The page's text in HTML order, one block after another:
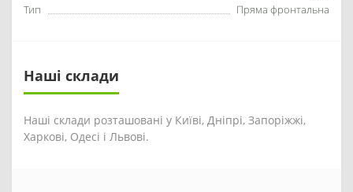
Тип
Пряма фронтальна
Наші склади
Наші склади розташовані у Київі, Дніпрі, Запоріжжі,
Харкові, Одесі і Львові.